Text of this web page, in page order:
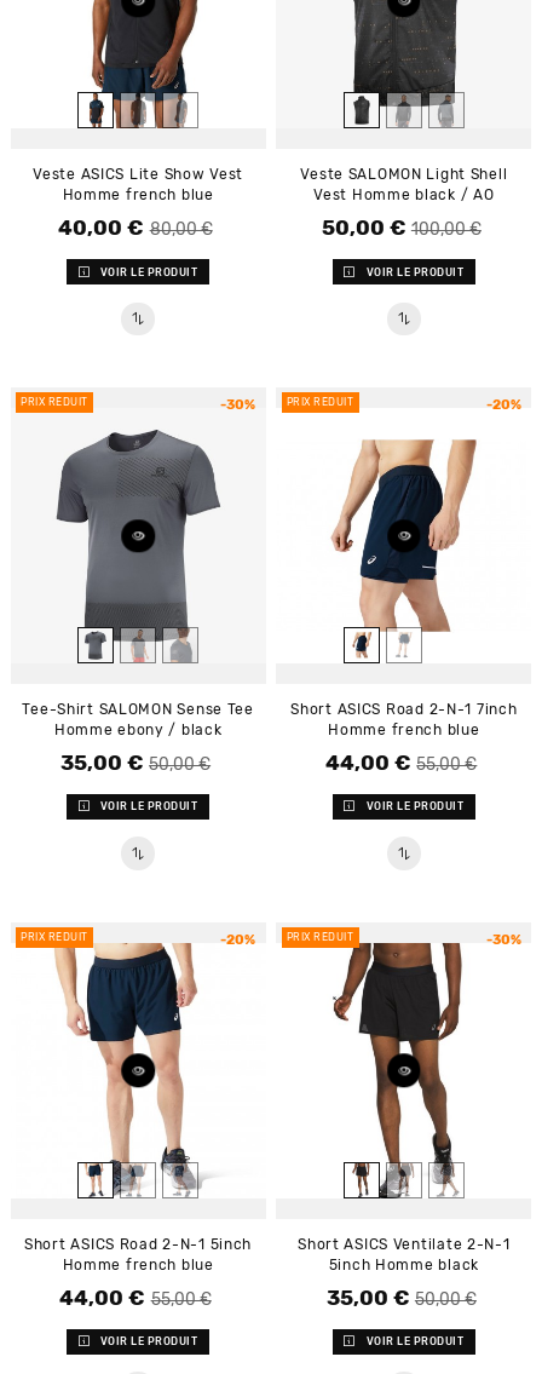
Veste ASICS Lite Show Vest
Homme french blue
Prix de base 80,00 €
Prix
40,00 €
VOIR LE PRODUIT
Veste SALOMON Light Shell
Vest Homme black / AO
Prix de base 100,00 €
Prix
50,00 €
VOIR LE PRODUIT
PRIX RÉDUIT -30%
Tee-Shirt SALOMON Sense Tee
Homme ebony / black
Prix de base 50,00 €
Prix
35,00 €
VOIR LE PRODUIT
PRIX RÉDUIT -20%
Short ASICS Road 2-N-1 7inch
Homme french blue
Prix de base 55,00 €
Prix
44,00 €
VOIR LE PRODUIT
PRIX RÉDUIT -20%
Short ASICS Road 2-N-1 5inch
Homme french blue
Prix de base 55,00 €
Prix
44,00 €
VOIR LE PRODUIT
PRIX RÉDUIT -30%
Short ASICS Ventilate 2-N-1
5inch Homme black
Prix de base 50,00 €
Prix
35,00 €
VOIR LE PRODUIT